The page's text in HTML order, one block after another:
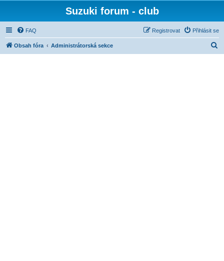
Suzuki forum - club
FAQ Přihlásit se
Registrovat
Obsah fóra Administrátorská sekce